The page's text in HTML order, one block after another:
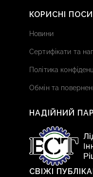
КОРИСНІ
Новини
Сертифікати та
Політика
Обмін та
НАДІЙНИЙ
СВІЖІ